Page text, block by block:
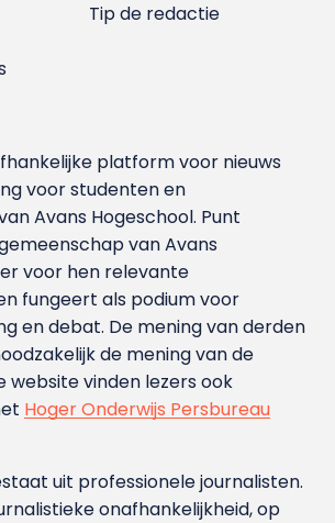
Tip de redactie
platform voor nieuws
voor studenten en
Avans Hoge­school. Punt
van Avans
voor hen relevante
fungeert als podium voor
en debat. De mening van derden
de mening van de
website vinden lezers ook
Hoger Onderwijs Persbureau
uit professionele journalisten.
onafhankelijkheid, op